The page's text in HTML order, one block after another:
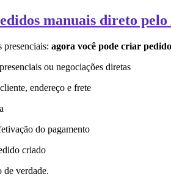
manuais direto
agora você pode criar
ou negociações diretas
endereço e frete
do pagamento
criado
verdade.